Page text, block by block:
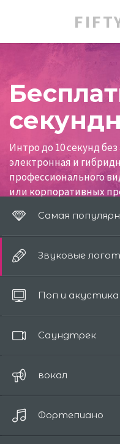
Интро до 10 секунд
электронная и
профессионального
или корпоративных
Самая
Звуковые
до 10 секунд
Поп и акустика
Саундтрек
Эпический
Комедия
вокал
Фортепиано